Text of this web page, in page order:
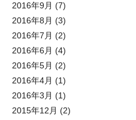
2016年9月 (7)
2016年8月 (3)
2016年7月 (2)
2016年6月 (4)
2016年5月 (2)
2016年4月 (1)
2016年3月 (1)
2015年12月 (2)